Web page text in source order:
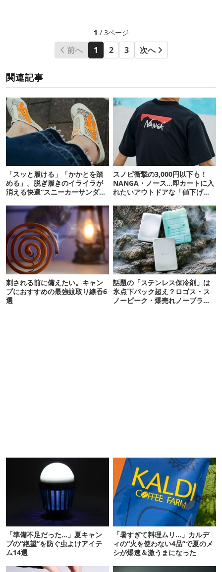
1 / 3ページ
前へ 1 2 3 次へ
関連記事
「スッと履ける」「かかとを踏
める」。脱ぎ履きのイライラが
消える快適“スニーカーサンダ
スノピ衝撃の3,000円以下も！
NANGA・ノース…即カートに入
れたいアウトドアな「値下げ夏
刺される前に備えたい。キャン
プにおすすめの最強蚊取り線香6
選
話題の「ステンレス保冷剤」は
氷点下パック超え？ロゴス・ス
ノーピーク・爆売れノーブラン
「準備不足だった…」夏キャン
プの“絶望”を防ぐ虫よけアイテ
ム14選
「暑すぎて料理ムリ…」カルデ
ィの“火を使わない4品”で夏のメ
シが爆速＆激うまになった